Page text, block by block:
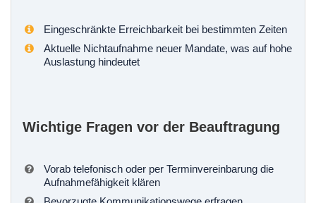
Eingeschränkte Erreichbarkeit bei bestimmten Zeiten
Aktuelle Nichtaufnahme neuer Mandate, was auf hohe
Auslastung hindeutet
Wichtige Fragen vor der Beauftragung
Vorab telefonisch oder per Terminvereinbarung die
Aufnahmefähigkeit klären